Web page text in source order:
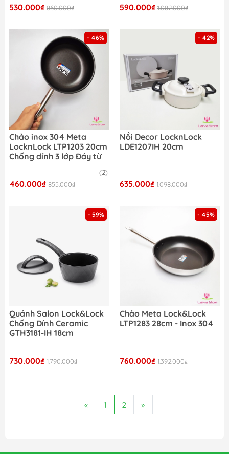
530.000₫ 860.000₫ 590.000₫ 1.082.000₫
- 46%
Chảo inox 304 Meta
LocknLock LTP1203 20cm
Chống dính 3 lớp Đáy từ
460.000₫ 855.000₫
- 42%
Nồi Decor LocknLock
LDE1207IH 20cm
(2)
635.000₫ 1.098.000₫
- 59%
Quánh Salon Lock&Lock
Chống Dính Ceramic
GTH3181-IH 18cm
730.000₫ 1.790.000₫
- 45%
Chảo Meta Lock&Lock
LTP1283 28cm - Inox 304
760.000₫ 1.392.000₫
« 1 2 »